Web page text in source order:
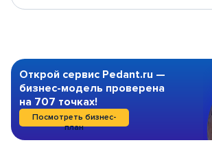
Открой сервис Pedant.ru —
бизнес-модель проверена
на 707 точках!
Посмотреть бизнес-
план